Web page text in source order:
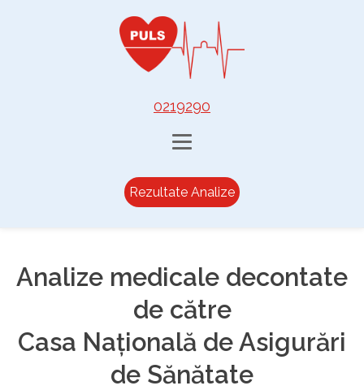
0219290
Rezultate Analize
Analize medicale decontate
de către
Casa Națională de Asigurări
de Sănătate